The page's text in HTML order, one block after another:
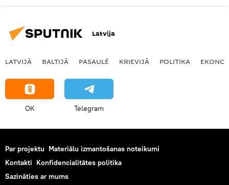
Latvija
LATVIJĀ BALTIJĀ PASAULĒ KRIEVIJĀ POLITIKA
OK Telegram
Par projektu Materiālu izmantošanas noteikumi
Kontakti Konfidencialitātes politika
Sazināties ar mums